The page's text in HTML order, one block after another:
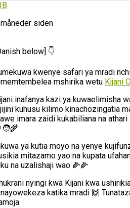
siden
below] 👇
kwenye safari ya mradi
mshirika wetu Kijani
inafanya kazi ya kuwaelimisha
kuhusu kilimo kinachozingatia
imara zaidi kukabiliana na
ya kutia moyo na yenye
mitazamo yao na kupata
na uzalishaji wao 🌽🌽
nyingi kwa Kijani kwa
katika mradi 🙌